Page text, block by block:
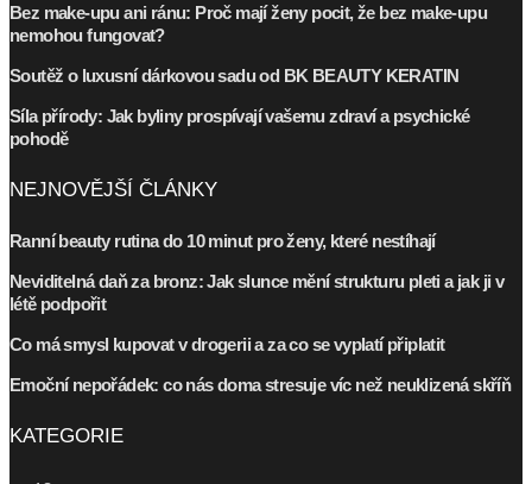
Bez make-upu ani ránu: Proč mají ženy pocit, že bez make-upu
nemohou fungovat?
Soutěž o luxusní dárkovou sadu od BK BEAUTY KERATIN
Síla přírody: Jak byliny prospívají vašemu zdraví a psychické
pohodě
NEJNOVĚJŠÍ ČLÁNKY
Ranní beauty rutina do 10 minut pro ženy, které nestíhají
Neviditelná daň za bronz: Jak slunce mění strukturu pleti a jak ji v
létě podpořit
Co má smysl kupovat v drogerii a za co se vyplatí připlatit
Emoční nepořádek: co nás doma stresuje víc než neuklizená skříň
KATEGORIE